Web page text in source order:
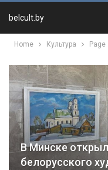
belcult.by
Home Культура Page
В Минске
белорусского